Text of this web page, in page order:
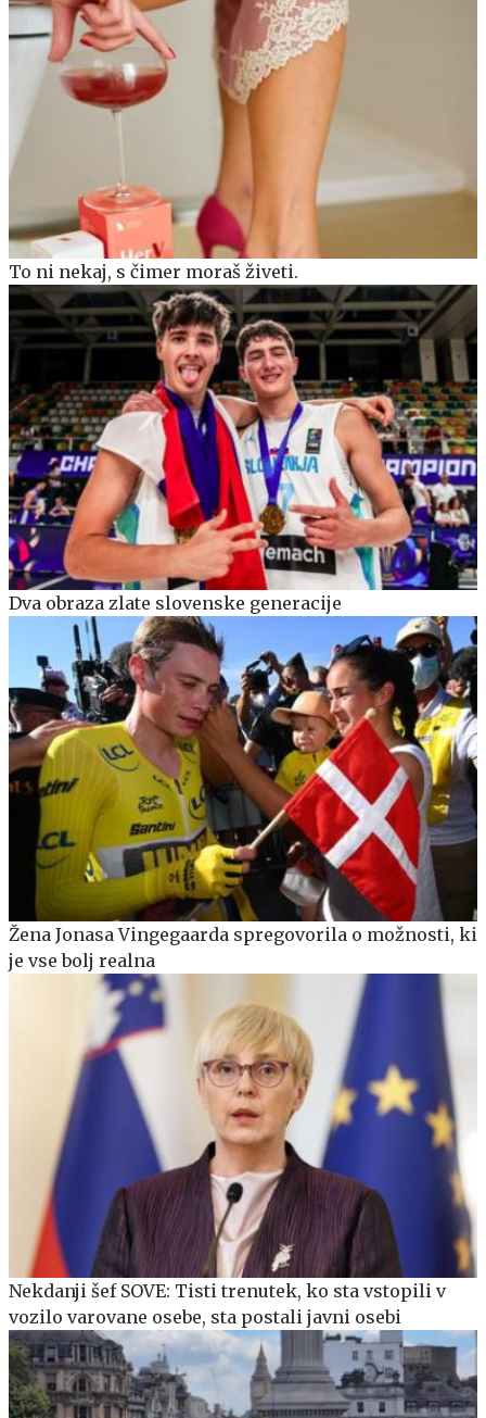
To ni nekaj, s čimer moraš živeti.
Dva obraza zlate slovenske generacije
Žena Jonasa Vingegaarda spregovorila o možnosti, ki
je vse bolj realna
Nekdanji šef SOVE: Tisti trenutek, ko sta vstopili v
vozilo varovane osebe, sta postali javni osebi